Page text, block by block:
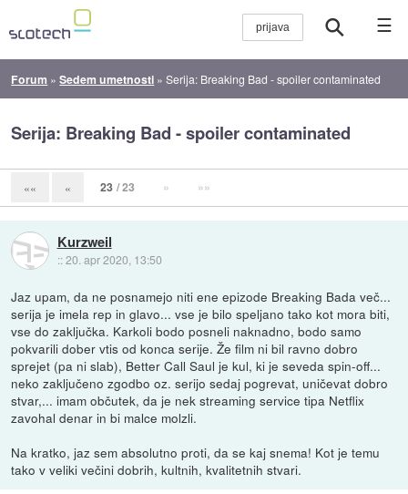
☰
Forum »Sedem umetnosti »Serija: Breaking Bad - spoiler contaminated
Serija: Breaking Bad - spoiler contaminated
«« « 23 / 23 » »»
Kurzweil
::20. apr 2020, 13:50
Jaz upam, da ne posnamejo niti ene epizode Breaking Bada več...
serija je imela rep in glavo... vse je bilo speljano tako kot mora biti,
vse do zaključka. Karkoli bodo posneli naknadno, bodo samo
pokvarili dober vtis od konca serije. Že film ni bil ravno dobro
sprejet (pa ni slab), Better Call Saul je kul, ki je seveda spin-off...
neko zaključeno zgodbo oz. serijo sedaj pogrevat, uničevat dobro
stvar,... imam občutek, da je nek streaming service tipa Netflix
zavohal denar in bi malce molzli.
Na kratko, jaz sem absolutno proti, da se kaj snema! Kot je temu
tako v veliki večini dobrih, kultnih, kvalitetnih stvari.